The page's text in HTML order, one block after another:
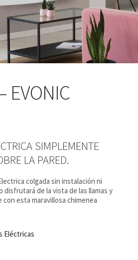
EVONIC
SIMPLEMENTE
LA PARED.
colgada sin instalación ni
disfrutará de la vista de las llamas y
esta maravillosa chimenea
Eléctricas